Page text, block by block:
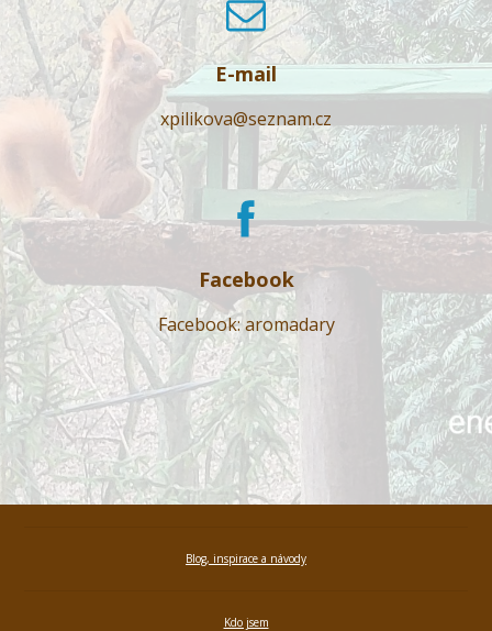
E-mail
xpilikova@seznam.cz
Facebook
Facebook: aromadary
Blog, inspirace a návody
Kdo jsem